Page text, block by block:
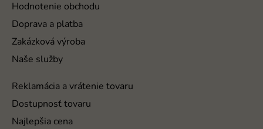
Hodnotenie obchodu
Doprava a platba
Zakázková výroba
Naše služby
Reklamácia a vrátenie tovaru
Dostupnosť tovaru
Najlepšia cena